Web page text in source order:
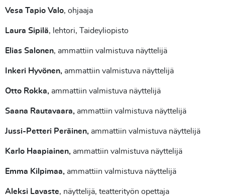
Vesa Tapio Valo, ohjaaja
Laura Sipilä, lehtori, Taideyliopisto
Elias Salonen, ammattiin valmistuva näyttelijä
Inkeri Hyvönen, ammattiin valmistuva näyttelijä
Otto Rokka, ammattiin valmistuva näyttelijä
Saana Rautavaara, ammattiin valmistuva näyttelijä
Jussi-Petteri Peräinen, ammattiin valmistuva näyttelijä
Karlo Haapiainen, ammattiin valmistuva näyttelijä
Emma Kilpimaa, ammattiin valmistuva näyttelijä
Aleksi Lavaste, näyttelijä, teatterityön opettaja